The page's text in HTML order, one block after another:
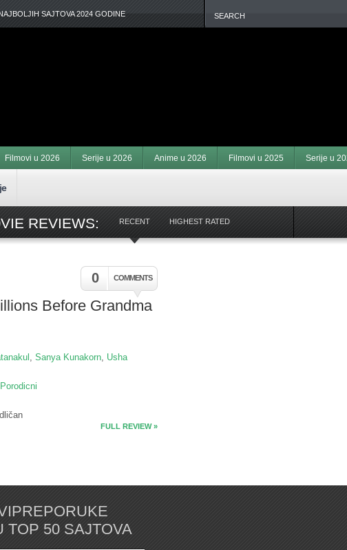
SAJTOVA 2024 GODINE
Filmovi u 2026 Serije u 2026 Anime u 2026 Filmovi u 2025 Serije u
REVIEWS: RECENT HIGHEST RATED
0 COMMENTS
Before Grandma
, Sanya Kunakorn, Usha
Porodicni
FULL REVIEW »
TOP 50 SAJTOVA